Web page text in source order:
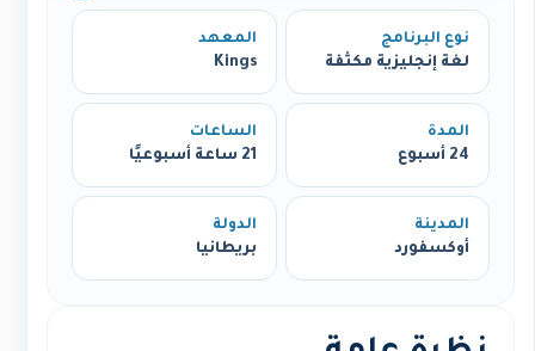
نوع البرنامج
لغة إنجليزية مكثفة
المعهد
Kings
المدة
24 أسبوع
الساعات
21 ساعة أسبوعيًا
المدينة
أوكسفورد
الدولة
بريطانيا